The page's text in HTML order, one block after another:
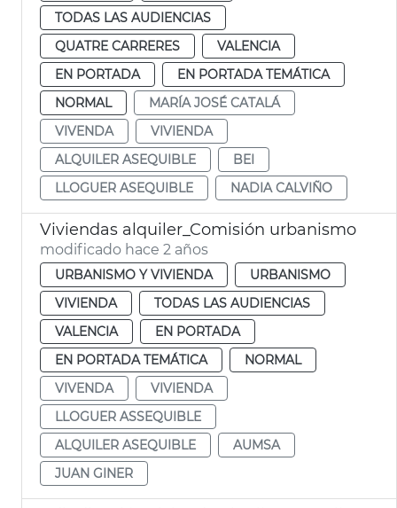
TODAS LAS AUDIENCIAS
QUATRE CARRERES
VALENCIA
EN PORTADA
EN PORTADA TEMÁTICA
NORMAL
MARÍA JOSÉ CATALÁ
VIVENDA
VIVIENDA
ALQUILER ASEQUIBLE
BEI
LLOGUER ASEQUIBLE
NADIA CALVIÑO
Viviendas alquiler_Comisión urbanismo
modificado hace 2 años
URBANISMO Y VIVIENDA
URBANISMO
VIVIENDA
TODAS LAS AUDIENCIAS
VALENCIA
EN PORTADA
EN PORTADA TEMÁTICA
NORMAL
VIVENDA
VIVIENDA
LLOGUER ASSEQUIBLE
ALQUILER ASEQUIBLE
AUMSA
JUAN GINER